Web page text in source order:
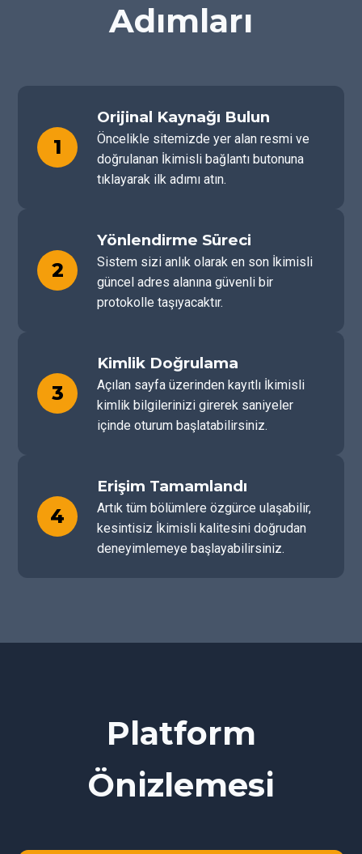
Adımları
1
Orijinal Kaynağı Bulun
Öncelikle sitemizde yer alan resmi ve
doğrulanan İkimisli bağlantı butonuna
tıklayarak ilk adımı atın.
2
Yönlendirme Süreci
Sistem sizi anlık olarak en son İkimisli
güncel adres alanına güvenli bir
protokolle taşıyacaktır.
3
Kimlik Doğrulama
Açılan sayfa üzerinden kayıtlı İkimisli
kimlik bilgilerinizi girerek saniyeler
içinde oturum başlatabilirsiniz.
4
Erişim Tamamlandı
Artık tüm bölümlere özgürce ulaşabilir,
kesintisiz İkimisli kalitesini doğrudan
deneyimlemeye başlayabilirsiniz.
Platform
Önizlemesi